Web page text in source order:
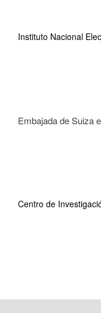
Instituto Nacional
Embajada de Suiza
Centro de